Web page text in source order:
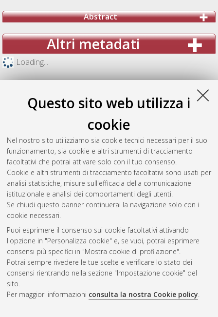
Questo sito web utilizza i
cookie
Nel nostro sito utilizziamo sia cookie tecnici necessari per il suo
funzionamento, sia cookie e altri strumenti di tracciamento
facoltativi che potrai attivare solo con il tuo consenso.
Cookie e altri strumenti di tracciamento facoltativi sono usati per
analisi statistiche, misure sull'efficacia della comunicazione
istituzionale e analisi dei comportamenti degli utenti.
Se chiudi questo banner continuerai la navigazione solo con i
cookie necessari.
Puoi esprimere il consenso sui cookie facoltativi attivando
l'opzione in "Personalizza cookie" e, se vuoi, potrai esprimere
consensi più specifici in "Mostra cookie di profilazione".
Potrai sempre rivedere le tue scelte e verificare lo stato dei
consensi rientrando nella sezione "Impostazione cookie" del
sito.
Per maggiori informazioni consulta la nostra Cookie policy.
Abstract
Altri metadati
Loading...
Gestione del documento:
Atom
Rss 1.0
Rss 2.0
AMS Laurea